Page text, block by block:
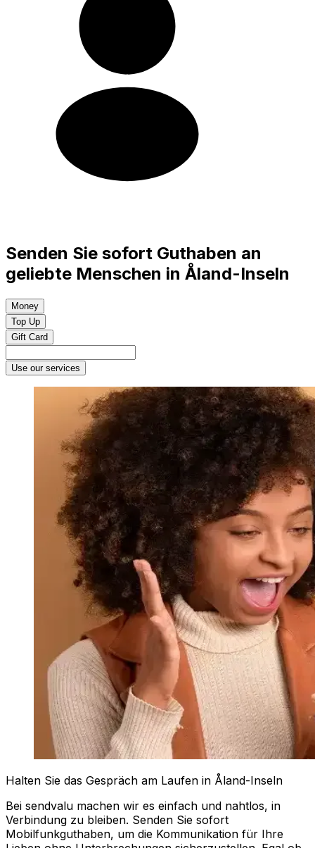
Senden Sie sofort Guthaben an
geliebte Menschen in Åland-Inseln
Money
Top Up
Gift Card
Use our services
Halten Sie das Gespräch am Laufen in Åland-Inseln
Bei sendvalu machen wir es einfach und nahtlos, in
Verbindung zu bleiben. Senden Sie sofort
Mobilfunkguthaben, um die Kommunikation für Ihre